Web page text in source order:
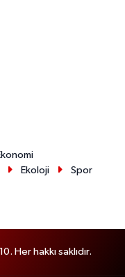
Ekoloji
Spor
Her hakkı saklıdır.